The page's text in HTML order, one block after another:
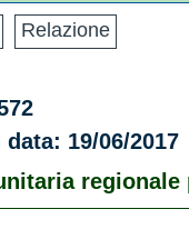
Relazione
19/06/2017
regionale